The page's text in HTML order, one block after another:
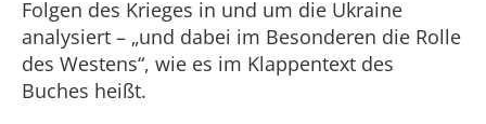
Folgen des Krieges in und um die Ukraine
analysiert – „und dabei im Besonderen die Rolle
des Westens“, wie es im Klappentext des
Buches heißt.